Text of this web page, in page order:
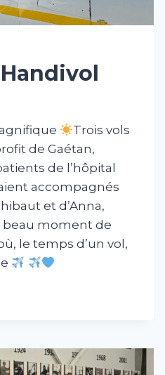
Trois vols
de Gaétan,
de l’hôpital
accompagnés
et d’Anna,
moment de
le temps d’un vol,